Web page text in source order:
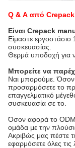
Q & Α από Crepack
Είναι Crepack
Είμαστε εργοστάσιο
συσκευασίας.
Θερμά υποδοχή για
Μπορείτε να
Ναι μπορούμε.
προσαρμόσετε το
επαγγελματικό
συσκευασία σε το.
Όσον αφορά το ODM,
ομάδα με την
Ακριβώς μας πέστε
εφαρμόσετε όλες τις